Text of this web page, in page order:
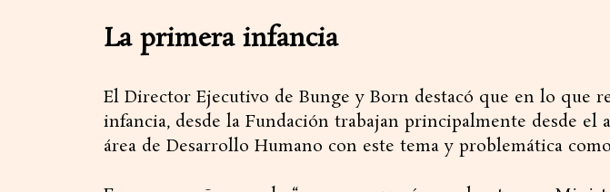
La primera infancia
El Director Ejecutivo de Bunge y Born destacó que en lo que
infancia, desde la Fundación trabajan principalmente desde el
área de Desarrollo Humano con este tema y problemática